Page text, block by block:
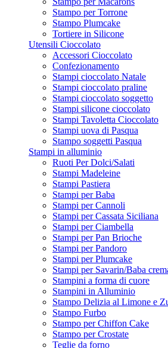
Stampo per Torrone
Stampo Plumcake
Tortiere in Silicone
Utensili Cioccolato
Accessori Cioccolato
Confezionamento
Stampi cioccolato Natale
Stampi cioccolato praline
Stampi cioccolato soggetto
Stampi silicone cioccolato
Stampi Tavoletta Cioccolato
Stampi uova di Pasqua
Stampo soggetti Pasqua
Stampi in alluminio
Ruoti Per Dolci/Salati
Stampi Madeleine
Stampi Pastiera
Stampi per Baba
Stampi per Cannoli
Stampi per Cassata Siciliana
Stampi per Ciambella
Stampi per Pan Brioche
Stampi per Pandoro
Stampi per Plumcake
Stampi per Savarin/Baba
Stampini a forma di cuore
Stampini in Alluminio
Stampo Delizia al Limone e
Stampo Furbo
Stampo per Chiffon Cake
Stampo per Crostate
Teglie da forno